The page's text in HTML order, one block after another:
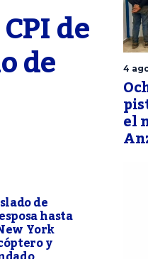
de
de
de
hasta
York
y
4
el